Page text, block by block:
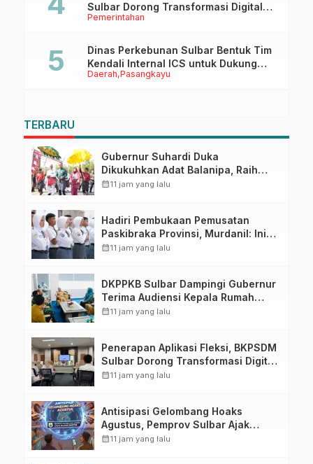
Pemerintahan
Sulbar Dorong Transformasi Digital
Sistem Kehadiran ASN
Daerah Pasangkayu
Dinas Perkebunan Sulbar Bentuk Tim
Kendali Internal ICS untuk Dukung
Sertifikasi ISPO Pekebun di
TERBARU
Gubernur Suhardi Duka
Dikukuhkan Adat Balanipa, Raih
Gelar Sulo Tappidena
calendar_month11 jam yang lalu
Hadiri Pembukaan Pemusatan
Paskibraka Provinsi, Murdanil: Ini
Membentuk Karakter Hingga
calendar_month11 jam yang lalu
DKPPKB Sulbar Dampingi Gubernur
Terima Audiensi Kepala Rumah
Sakit TK. III Punggawa Malolo
calendar_month11 jam yang lalu
Penerapan Aplikasi Fleksi, BKPSDM
Sulbar Dorong Transformasi Digital
Sistem Kehadiran ASN
calendar_month11 jam yang lalu
Antisipasi Gelombang Hoaks
Agustus, Pemprov Sulbar Ajak
Warga Jaga Ruang Digital
calendar_month11 jam yang lalu